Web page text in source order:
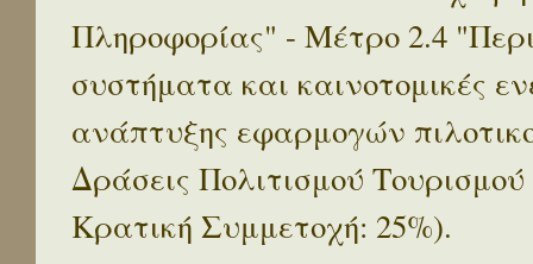
Πληροφορίας" - Μέτρο 2.4
συστήματα και καινοτομικές
ανάπτυξης εφαρμογών
Δράσεις Πολιτισμού
Κρατική Συμμετοχή: 25%).